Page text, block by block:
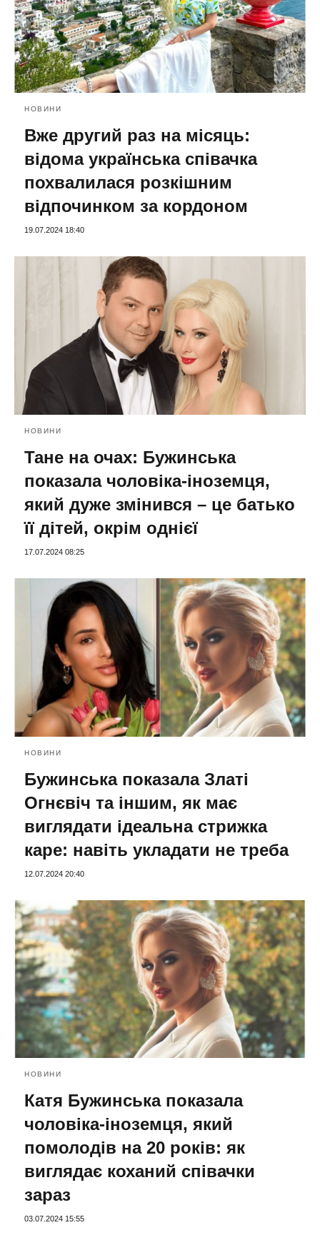
НОВИНИ
Вже другий раз на місяць:
відома українська співачка
похвалилася розкішним
відпочинком за кордоном
19.07.2024 18:40
НОВИНИ
Тане на очах: ​​Бужинська
показала чоловіка-іноземця,
який дуже змінився – це батько
її дітей, окрім однієї
17.07.2024 08:25
НОВИНИ
Бужинська показала Златі
Огнєвіч та іншим, як має
виглядати ідеальна стрижка
каре: навіть укладати не треба
12.07.2024 20:40
НОВИНИ
Катя Бужинська показала
чоловіка-іноземця, який
помолодів на 20 років: як
виглядає коханий співачки
зараз
03.07.2024 15:55